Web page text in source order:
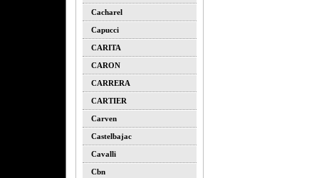
Cacharel
Capucci
CARITA
CARON
CARRERA
CARTIER
Carven
Castelbajac
Cavalli
Cbn